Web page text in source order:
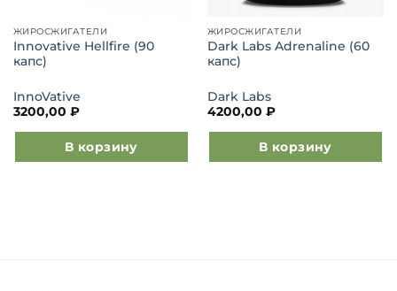
ЖИРОСЖИГАТЕЛИ
Innovative Hellfire (90
капс)
InnoVative
3200,00 ₽
В корзину
ЖИРОСЖИГАТЕЛИ
Dark Labs Adrenaline (60
капс)
Dark Labs
4200,00 ₽
В корзину